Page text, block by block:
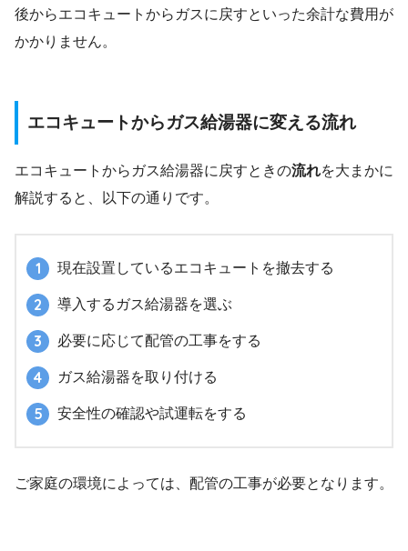
後からエコキュートからガスに戻すといった余計な費用が
かかりません。
エコキュートからガス給湯器に変える流れ
エコキュートからガス給湯器に戻すときの流れを大まかに
解説すると、以下の通りです。
現在設置しているエコキュートを撤去する
導入するガス給湯器を選ぶ
必要に応じて配管の工事をする
ガス給湯器を取り付ける
安全性の確認や試運転をする
ご家庭の環境によっては、配管の工事が必要となります。